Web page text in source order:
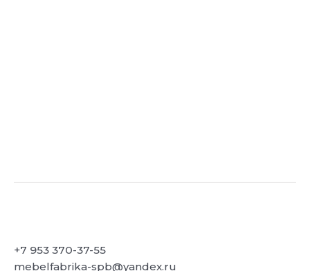
+7 953 370-37-55
mebelfabrika-spb@yandex.ru